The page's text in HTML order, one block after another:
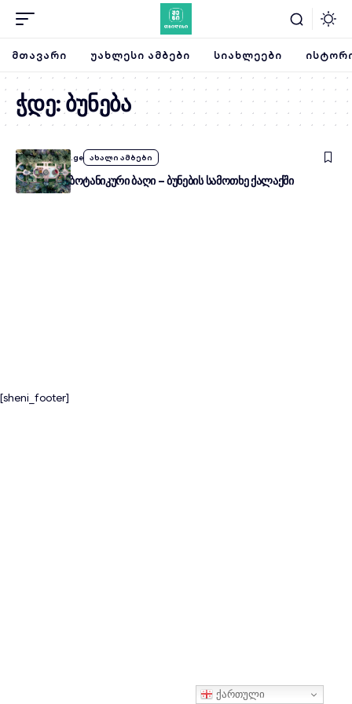
ᲛᲗᲐᲕᲐᲠᲘ ᲣᲐᲮᲚᲔᲡᲘ ᲐᲛᲑᲔᲑᲘ ᲡᲘᲐᲮᲚᲔᲔᲑᲘ
ჭდე:ბუნება
BySheniTbilisi.ge ახალი ამბები
თბილისის ბოტანიკური ბაღი – ბუნების სამოთხე ქალაქში
[sheni_footer]
ქართული